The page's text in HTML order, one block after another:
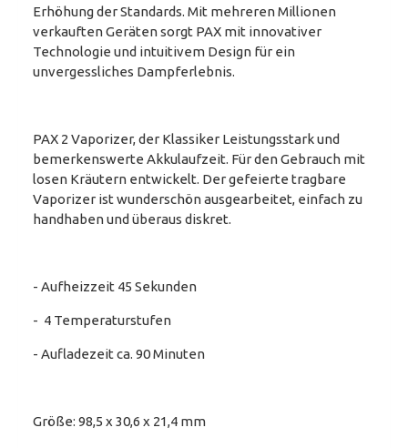
Erhöhung der Standards. Mit mehreren Millionen
verkauften Geräten sorgt PAX mit innovativer
Technologie und intuitivem Design für ein
unvergessliches Dampferlebnis.
PAX 2 Vaporizer, der Klassiker Leistungsstark und
bemerkenswerte Akkulaufzeit. Für den Gebrauch mit
losen Kräutern entwickelt. Der gefeierte tragbare
Vaporizer ist wunderschön ausgearbeitet, einfach zu
handhaben und überaus diskret.
- Aufheizzeit 45 Sekunden
- 4 Temperaturstufen
- Aufladezeit ca. 90 Minuten
Größe: 98,5 x 30,6 x 21,4 mm